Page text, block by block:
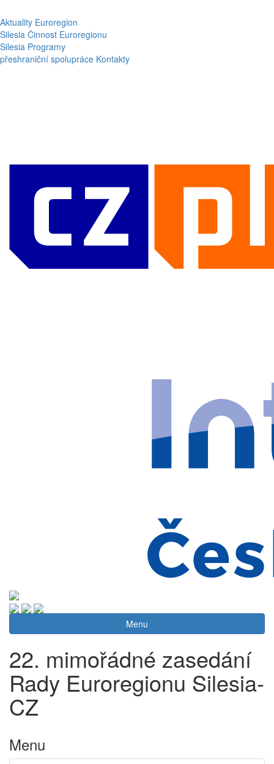
Aktuality Euroregion
Silesia Činnost Euroregionu
Silesia Programy
přeshraniční spolupráce Kontakty
Menu
22. mimořádné zasedání
Rady Euroregionu Silesia-
CZ
Menu